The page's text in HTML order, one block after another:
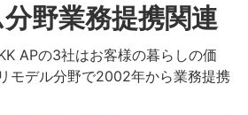
野業務提携関連
APの3社はお客様の暮らしの価
モデル分野で2002年から業務提携